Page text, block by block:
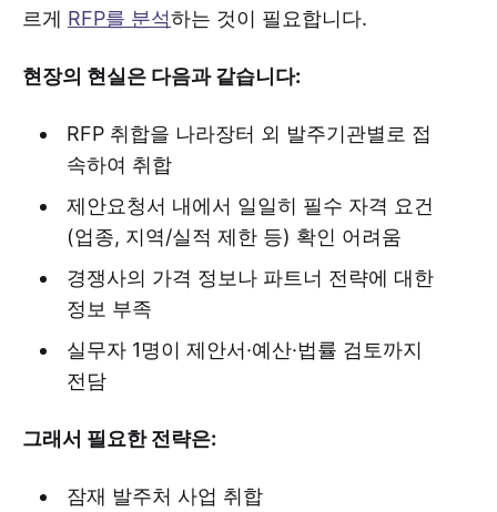
르게 RFP를 분석하는 것이 필요합니다.
현장의 현실은 다음과 같습니다:
RFP 취합을 나라장터 외 발주기관별로 접
속하여 취합
제안요청서 내에서 일일히 필수 자격 요건
(업종, 지역/실적 제한 등) 확인 어려움
경쟁사의 가격 정보나 파트너 전략에 대한
정보 부족
실무자 1명이 제안서·예산·법률 검토까지
전담
그래서 필요한 전략은:
잠재 발주처 사업 취합